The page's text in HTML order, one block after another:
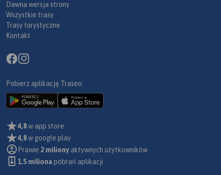
Dawna wersja strony
Wszystkie trasy
Trasy turystyczne
Kontakt
Pobierz aplikację Traseo:
4,8w app store
4,8w google play
Prawie 2 miliony aktywnych użytkowników
1.5 miliona pobrań aplikacji